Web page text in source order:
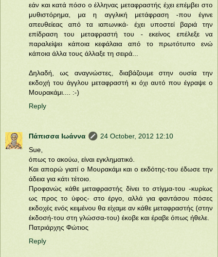
εάν και κατά πόσο ο έλληνας μεταφραστής έχει επέμβει στο
μυθιστόρημα, μα η αγγλική μετάφραση -που έγινε
απευθείεας από τα ιαπωνικά- έχει υποστεί βαριά την
επίδραση του μεταφραστή του - εκείνος επέλεξε να
παραλείψει κάποια κεφάλαια από το πρωτότυπο ενώ
κάποια άλλα τους άλλαξε τη σειρά...
Δηλαδή, ως αναγνώστες, διαβάζουμε στην ουσία την
εκδοχή του άγγλου μεταφραστή κι όχι αυτό που έγραψε ο
Μουρακάμι.... :-)
Reply
Πάπισσα Ιωάννα
24 October, 2012 12:10
Sue,
όπως το ακούω, είναι εγκληματικό.
Και απορώ γιατί ο Μουρακάμι και ο εκδότης-του έδωσε την
άδεια για κάτι τέτοιο.
Προφανώς κάθε μεταφραστής δίνει το στίγμα-του -κυρίως
ως προς το ύφος- στο έργο, αλλά για φαντάσου πόσες
εκδοχές ενός κειμένου θα είχαμε αν κάθε μεταφραστής (στην
έκδοσή-του στη γλώσσα-του) έκοβε και έραβε όπως ήθελε.
Πατριάρχης Φώτιος
Reply